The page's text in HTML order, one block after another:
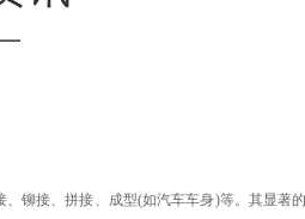
铆接、拼接、成型(如汽车车身)等。其显著